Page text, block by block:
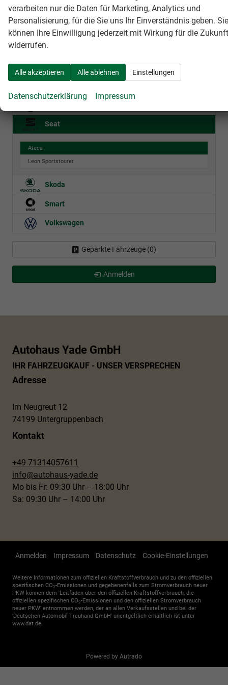
Fahrzeugnr.
BMW
Maserati
Seat
Ateca
Leon Sportstourer
Skoda
Smart
Volkswagen
Geparkte Fahrzeuge (0)
Anmelden
Autohaus Yade GmbH
IHR FAHRZEUGKAUF - UNSER VERSPRECHEN
Adresse
Im Neugreut 12
74199 Untergruppenbach
Kontakt
+49 71314057611
info@autohaus-yade.de
Mo bis Fr: 09:30 Uhr – 18:00 Uhr
Sa: 09:30 Uhr – 14:00 Uhr
Anmelden Impressum Datenschutz Cookie-Einstellungen
Weitere Informationen zum offiziellen Kraftstoffverbrauch und zu den offiziellen
spezifischen CO2-Emissionen und gegebenenfalls zum Stromverbrauch neuer
PKW können dem 'Leitfaden über den offiziellen Kraftstoffverbrauch, die
offiziellen spezifischen CO2-Emissionen und den offiziellen Stromverbrauch
neuer PKW' entnommen werden, der an allen Verkaufsstellen und bei der
'Deutschen Automobil Treuhand GmbH' unentgeltlich erhältlich ist unter
www.dat.de.
Powered by Autrado
verarbeiten nur die Daten für Marketing, Analytics und
Personalisierung, für die Sie uns Ihr Einverständnis geben. Sie
können Ihre Einwilligung jederzeit mit Wirkung für die Zukunft
widerrufen.
Alle akzeptieren Alle ablehnen Einstellungen
Datenschutzerklärung Impressum